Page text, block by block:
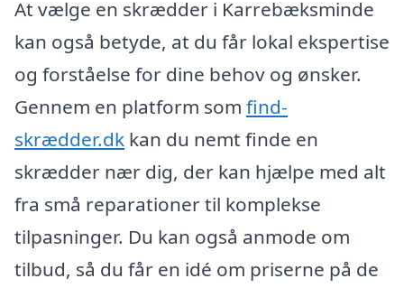
At vælge en skrædder i Karrebæksminde
kan også betyde, at du får lokal ekspertise
og forståelse for dine behov og ønsker.
Gennem en platform som find-
skrædder.dk kan du nemt finde en
skrædder nær dig, der kan hjælpe med alt
fra små reparationer til komplekse
tilpasninger. Du kan også anmode om
tilbud, så du får en idé om priserne på de